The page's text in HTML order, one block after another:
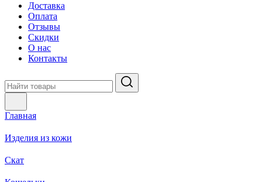
Доставка
Оплата
Отзывы
Скидки
О нас
Контакты
Главная
Изделия из кожи
Скат